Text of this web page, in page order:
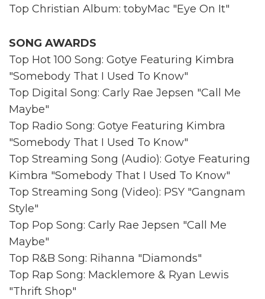
Top Christian Album: tobyMac "Eye On It"
SONG AWARDS
Top Hot 100 Song: Gotye Featuring Kimbra
"Somebody That I Used To Know"
Top Digital Song: Carly Rae Jepsen "Call Me
Maybe"
Top Radio Song: Gotye Featuring Kimbra
"Somebody That I Used To Know"
Top Streaming Song (Audio): Gotye Featuring
Kimbra "Somebody That I Used To Know"
Top Streaming Song (Video): PSY "Gangnam
Style"
Top Pop Song: Carly Rae Jepsen "Call Me
Maybe"
Top R&B Song: Rihanna "Diamonds"
Top Rap Song: Macklemore & Ryan Lewis
"Thrift Shop"